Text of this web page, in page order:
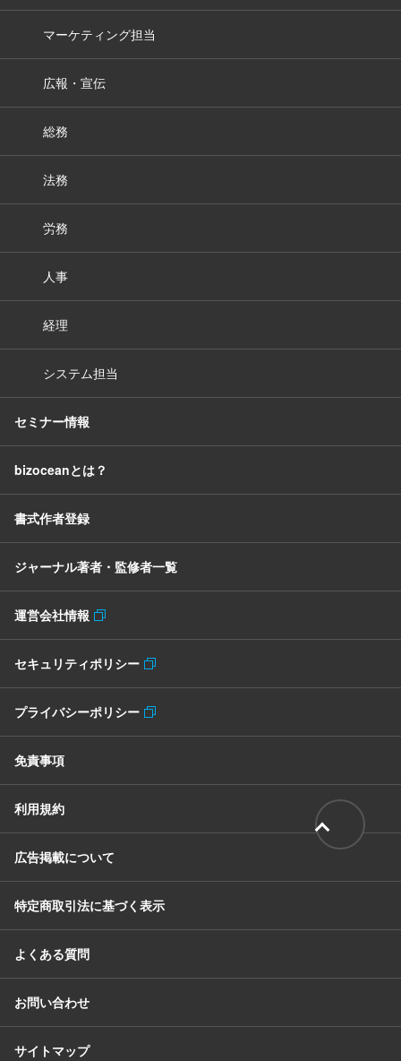
マーケティング担当
広報・宣伝
総務
法務
労務
人事
経理
システム担当
セミナー情報
bizoceanとは？
書式作者登録
ジャーナル著者・監修者一覧
運営会社情報
セキュリティポリシー
プライバシーポリシー
免責事項
利用規約
広告掲載について
特定商取引法に基づく表示
よくある質問
お問い合わせ
サイトマップ